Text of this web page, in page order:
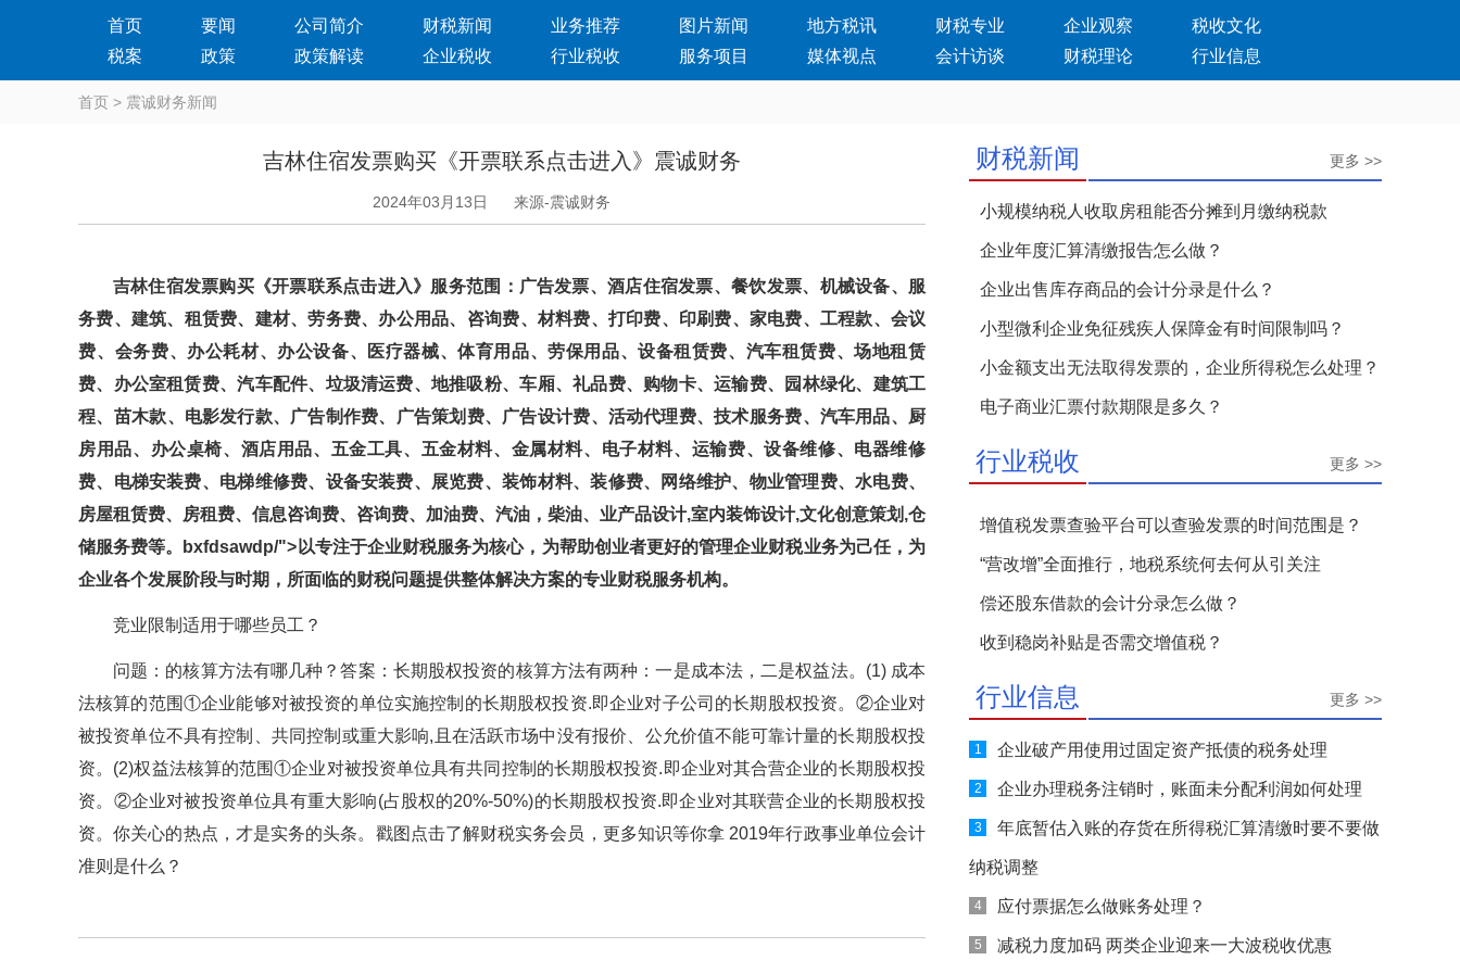
首页 要闻 公司简介 财税新闻 业务推荐 图片新闻 地方税讯 财税专业 企业观察
税收文化
税案
政策 政策解读 企业税收 行业税收 服务项目 媒体视点 会计访谈 财税理论 行业信息
首页 > 震诚财务新闻
吉林住宿发票购买《开票联系点击进入》震诚财务
2024年03月13日 来源-震诚财务
吉林住宿发票购买《开票联系点击进入》服务范围：广告发票、酒店住宿发票、餐饮发票、机械设备、服
务费、建筑、租赁费、建材、劳务费、办公用品、咨询费、材料费、打印费、印刷费、家电费、工程款、会议
费、会务费、办公耗材、办公设备、医疗器械、体育用品、劳保用品、设备租赁费、汽车租赁费、场地租赁
费、办公室租赁费、汽车配件、垃圾清运费、地推吸粉、车厢、礼品费、购物卡、运输费、园林绿化、建筑工
程、苗木款、电影发行款、广告制作费、广告策划费、广告设计费、活动代理费、技术服务费、汽车用品、厨
房用品、办公桌椅、酒店用品、五金工具、五金材料、金属材料、电子材料、运输费、设备维修、电器维修
费、电梯安装费、电梯维修费、设备安装费、展览费、装饰材料、装修费、网络维护、物业管理费、水电费、
房屋租赁费、房租费、信息咨询费、咨询费、加油费、汽油，柴油、业产品设计,室内装饰设计,文化创意策划,仓
储服务费等。bxfdsawdp/">以专注于企业财税服务为核心，为帮助创业者更好的管理企业财税业务为己任，为
企业各个发展阶段与时期，所面临的财税问题提供整体解决方案的专业财税服务机构。
竞业限制适用于哪些员工？
问题：的核算方法有哪几种？答案：长期股权投资的核算方法有两种：一是成本法，二是权益法。(1) 成本
法核算的范围①企业能够对被投资的单位实施控制的长期股权投资.即企业对子公司的长期股权投资。②企业对
被投资单位不具有控制、共同控制或重大影响,且在活跃市场中没有报价、公允价值不能可靠计量的长期股权投
资。(2)权益法核算的范围①企业对被投资单位具有共同控制的长期股权投资.即企业对其合营企业的长期股权投
资。②企业对被投资单位具有重大影响(占股权的20%-50%)的长期股权投资.即企业对其联营企业的长期股权投
资。你关心的热点，才是实务的头条。戳图点击了解财税实务会员，更多知识等你拿 2019年行政事业单位会计
准则是什么？
财税新闻 更多 >>
小规模纳税人收取房租能否分摊到月缴纳税款
企业年度汇算清缴报告怎么做？
企业出售库存商品的会计分录是什么？
小型微利企业免征残疾人保障金有时间限制吗？
小金额支出无法取得发票的，企业所得税怎么处理？
电子商业汇票付款期限是多久？
行业税收 更多 >>
增值税发票查验平台可以查验发票的时间范围是？
“营改增”全面推行，地税系统何去何从引关注
偿还股东借款的会计分录怎么做？
收到稳岗补贴是否需交增值税？
行业信息 更多 >>
1 企业破产用使用过固定资产抵债的税务处理
2 企业办理税务注销时，账面未分配利润如何处理
3 年底暂估入账的存货在所得税汇算清缴时要不要做
纳税调整
4 应付票据怎么做账务处理？
5 减税力度加码 两类企业迎来一大波税收优惠